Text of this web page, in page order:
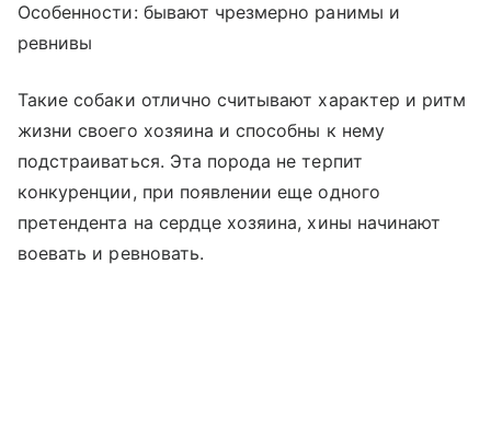
Особенности: бывают чрезмерно ранимы и
ревнивы
Такие собаки отлично считывают характер и ритм
жизни своего хозяина и способны к нему
подстраиваться. Эта порода не терпит
конкуренции, при появлении еще одного
претендента на сердце хозяина, хины начинают
воевать и ревновать.